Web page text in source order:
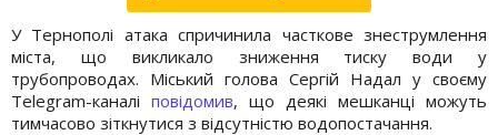
У Тернополі атака спричинила часткове знеструмлення
міста, що викликало зниження тиску води у
трубопроводах. Міський голова Сергій Надал у своєму
Telegram-каналі повідомив, що деякі мешканці можуть
тимчасово зіткнутися з відсутністю водопостачання.